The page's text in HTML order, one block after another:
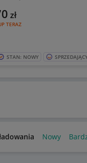
TERAZ
zł
STAN: NOWY
Nowy